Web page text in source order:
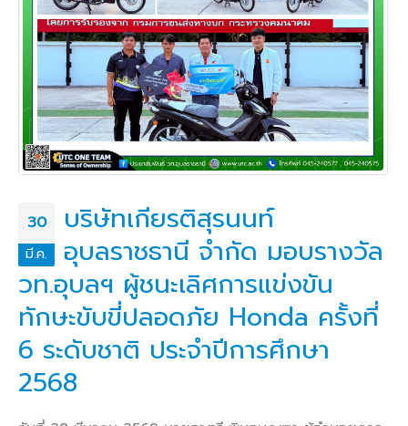
30
มี.ค.
บริษัทเกียรติสุรนนท์
อุบลราชธานี จำกัด มอบรางวัล
วท.อุบลฯ ผู้ชนะเลิศการแข่งขัน
ทักษะขับขี่ปลอดภัย Honda ครั้งที่
6 ระดับชาติ ประจำปีการศึกษา
2568